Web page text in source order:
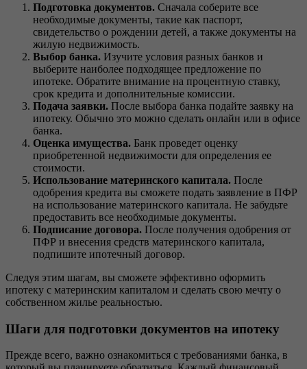
Подготовка документов. Сначала соберите все
необходимые документы, такие как паспорт,
свидетельство о рождении детей, а также документы на
жилую недвижимость.
Выбор банка. Изучите условия разных банков и
выберите наиболее подходящее предложение по
ипотеке. Обратите внимание на процентную ставку,
срок кредита и дополнительные комиссии.
Подача заявки. После выбора банка подайте заявку на
ипотеку. Обычно это можно сделать онлайн или в офисе
банка.
Оценка имущества. Банк проведет оценку
приобретенной недвижимости для определения ее
стоимости.
Использование материнского капитала. После
одобрения кредита вы сможете подать заявление в ПФР
на использование материнского капитала. Не забудьте
предоставить все необходимые документы.
Подписание договора. После получения одобрения от
ПФР и внесения средств материнского капитала,
подпишите ипотечный договор.
Следуя этим шагам, вы сможете эффективно оформить
ипотеку с материнским капиталом и сделать свою мечту о
собственном жилье реальностью.
Шаги для подготовки документов на ипотеку
Прежде всего, важно ознакомиться с требованиями банка, в